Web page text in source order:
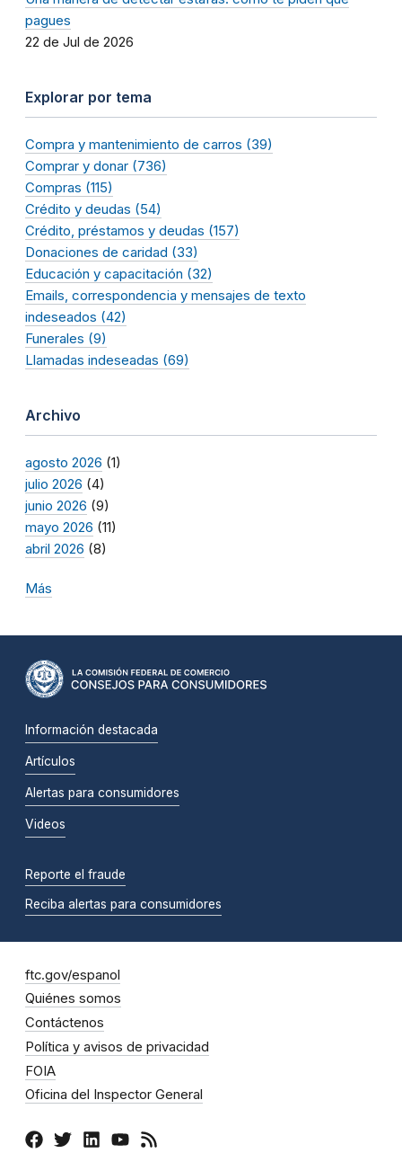
pagues
22 de Jul de 2026
Explorar por tema
Compra y mantenimiento de carros (39)
Comprar y donar (736)
Compras (115)
Crédito y deudas (54)
Crédito, préstamos y deudas (157)
Donaciones de caridad (33)
Educación y capacitación (32)
Emails, correspondencia y mensajes de texto
indeseados (42)
Funerales (9)
Llamadas indeseadas (69)
Archivo
agosto 2026 (1)
julio 2026 (4)
junio 2026 (9)
mayo 2026 (11)
abril 2026 (8)
Más
Información destacada
Artículos
Alertas para consumidores
Videos
Reporte el fraude
Reciba alertas para consumidores
ftc.gov/espanol
Quiénes somos
Contáctenos
Política y avisos de privacidad
FOIA
Oficina del Inspector General